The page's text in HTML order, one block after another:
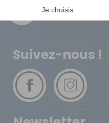
Avantages
Suivez-nous !